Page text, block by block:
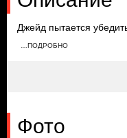
Джейд пытается
опасным. Джейд ищет
…ПОДРОБНО
Фото